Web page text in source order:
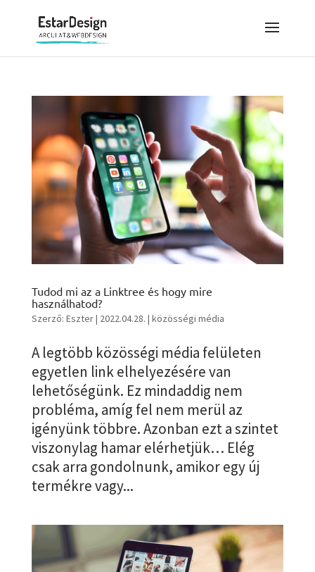
Tudod mi az a Linktree és hogy mire
használhatod?
Szerző: Eszter| 2022.04.28. | közösségi média
A legtöbb közösségi média felületen
egyetlen link elhelyezésére van
lehetőségünk. Ez mindaddig nem
probléma, amíg fel nem merül az
igényünk többre. Azonban ezt a szintet
viszonylag hamar elérhetjük… Elég
csak arra gondolnunk, amikor egy új
termékre vagy...